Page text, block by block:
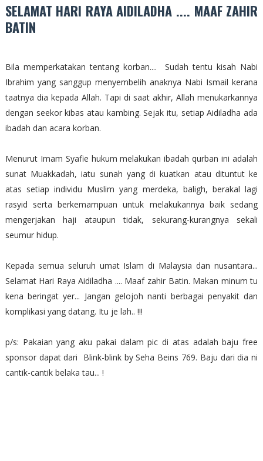
SELAMAT HARI RAYA AIDILADHA .... MAAF ZAHIR
BATIN
Bila memperkatakan tentang korban.... Sudah tentu kisah Nabi
Ibrahim yang sanggup menyembelih anaknya Nabi Ismail kerana
taatnya dia kepada Allah. Tapi di saat akhir, Allah menukarkannya
dengan seekor kibas atau kambing. Sejak itu, setiap Aidiladha ada
ibadah dan acara korban.
Menurut Imam Syafie hukum melakukan ibadah qurban ini adalah
sunat Muakkadah, iatu sunah yang di kuatkan atau dituntut ke
atas setiap individu Muslim yang merdeka, baligh, berakal lagi
rasyid serta berkemampuan untuk melakukannya baik sedang
mengerjakan haji ataupun tidak, sekurang-kurangnya sekali
seumur hidup.
Kepada semua seluruh umat Islam di Malaysia dan nusantara...
Selamat Hari Raya Aidiladha .... Maaf zahir Batin. Makan minum tu
kena beringat yer... Jangan gelojoh nanti berbagai penyakit dan
komplikasi yang datang. Itu je lah.. !!!
p/s: Pakaian yang aku pakai dalam pic di atas adalah baju free
sponsor dapat dari Blink-blink by Seha Beins 769. Baju dari dia ni
cantik-cantik belaka tau... !